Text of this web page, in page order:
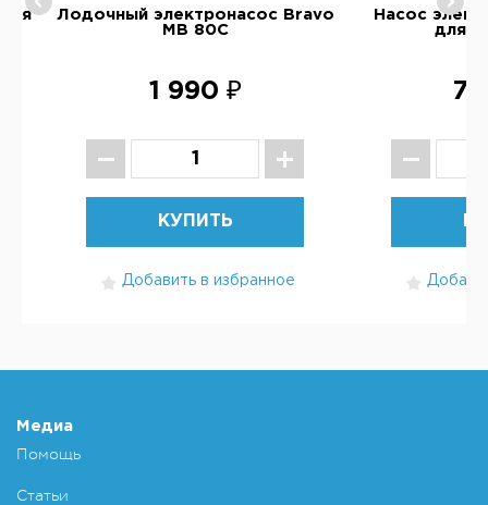
Лодочный электронасос Bravo
MB 80C
1 990 ₽
КУПИТЬ
Добавить в избранное
Насос
для
7
Медиа
Помощь
Статьи